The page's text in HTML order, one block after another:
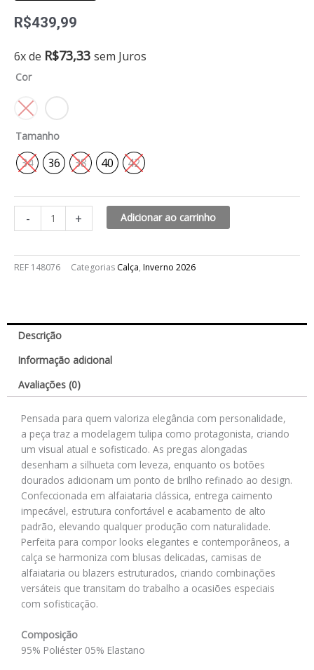
R$439,99
6x de R$73,33 sem Juros
Cor
Tamanho
34 36 38 40 42
-
Calça
mari
quantidade
+ Adicionar ao carrinho
REF 148076 Categorias Calça, Inverno 2026
Descrição
Informação adicional
Avaliações (0)
Pensada para quem valoriza elegância com personalidade,
a peça traz a modelagem tulipa como protagonista, criando
um visual atual e sofisticado. As pregas alongadas
desenham a silhueta com leveza, enquanto os botões
dourados adicionam um ponto de brilho refinado ao design.
Confeccionada em alfaiataria clássica, entrega caimento
impecável, estrutura confortável e acabamento de alto
padrão, elevando qualquer produção com naturalidade.
Perfeita para compor looks elegantes e contemporâneos, a
calça se harmoniza com blusas delicadas, camisas de
alfaiataria ou blazers estruturados, criando combinações
versáteis que transitam do trabalho a ocasiões especiais
com sofisticação.
Composição
95% Poliéster 05% Elastano